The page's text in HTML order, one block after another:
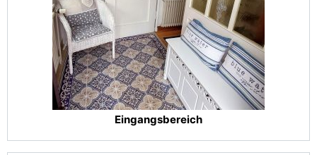
Eingangsbereich